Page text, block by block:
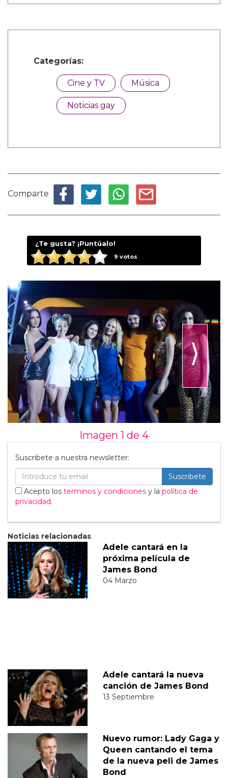
Categorías:
Cine y TV Música
Noticias gay
Comparte
¿Te gusta? ¡Puntúalo!
9 votos
⟩
Imagen 1 de 4
Suscribete a nuestra newsletter:
Suscribete
Acepto los terminos y condiciones y la política de
privacidad.
Noticias relacionadas
Adele cantará en la
próxima película de
James Bond
04 Marzo
Adele cantará la nueva
canción de James Bond
13 Septiembre
Nuevo rumor: Lady Gaga y
Queen cantando el tema
de la nueva peli de James
Bond